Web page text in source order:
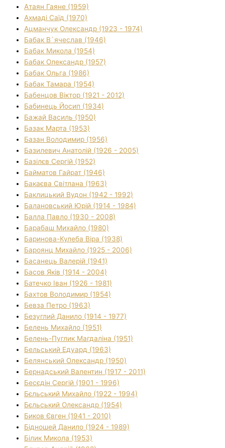
Атаян Гаяне (1959)
Ахмаді Саїд (1970)
Ацманчук Олександр (1923 - 1974)
Бабак В`ячеслав (1946)
Бабак Микола (1954)
Бабак Олександр (1957)
Бабак Ольга (1986)
Бабак Тамара (1954)
Бабенцов Віктор (1921 - 2012)
Бабинець Йосип (1934)
Бажай Василь (1950)
Базак Марта (1953)
Базан Володимир (1956)
Базилевич Анатолій (1926 - 2005)
Базілєв Сергій (1952)
Байматов Гайрат (1946)
Бакаєва Світлана (1963)
Баклицький Вудон (1942 - 1992)
Балановський Юрій (1914 - 1984)
Балла Павло (1930 - 2008)
Барабаш Михайло (1980)
Баринова-Кулеба Віра (1938)
Бароянц Михайло (1925 - 2006)
Басанець Валерій (1941)
Басов Яків (1914 - 2004)
Батечко Іван (1926 - 1981)
Бахтов Володимир (1954)
Бевза Петро (1963)
Безуглий Данило (1914 - 1977)
Белень Михайло (1951)
Белень-Пуглик Магдаліна (1951)
Бельський Едуард (1963)
Белянський Олександр (1950)
Бернадський Валентин (1917 - 2011)
Бесєдін Сергій (1901 - 1996)
Бєльський Михайло (1922 - 1994)
Бєльський Олександр (1954)
Биков Євген (1941 - 2010)
Бідношей Данило (1924 - 1989)
Білик Микола (1953)